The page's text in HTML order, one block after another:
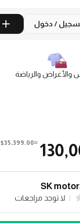
/ دخول
والأغراض والرياضة
≈$35,399.00
SK
لا توجد مراجعات